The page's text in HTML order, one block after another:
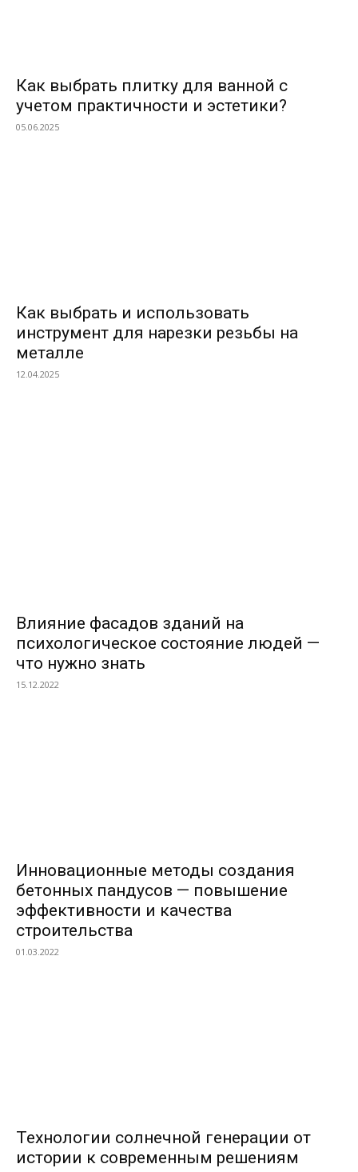
Как выбрать плитку для ванной с
учетом практичности и эстетики?
05.06.2025
Как выбрать и использовать
инструмент для нарезки резьбы на
металле
12.04.2025
Влияние фасадов зданий на
психологическое состояние людей —
что нужно знать
15.12.2022
Инновационные методы создания
бетонных пандусов — повышение
эффективности и качества
строительства
01.03.2022
Технологии солнечной генерации от
истории к современным решениям